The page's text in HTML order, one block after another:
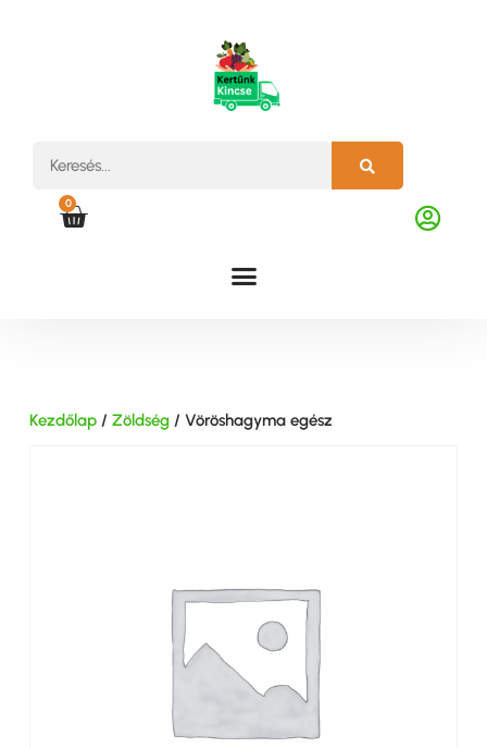
0
Kezdőlap/ Zöldség/ Vöröshagyma egész